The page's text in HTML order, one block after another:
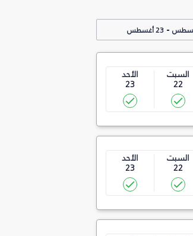
-23 أغسطس
السبت
22
الأحد
23
السبت
22
الأحد
23